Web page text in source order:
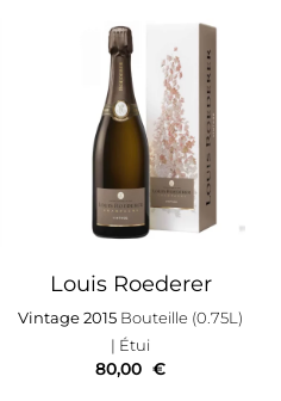
Louis Roederer
Vintage 2015 Bouteille (0.75L)
| Étui
80,00 €